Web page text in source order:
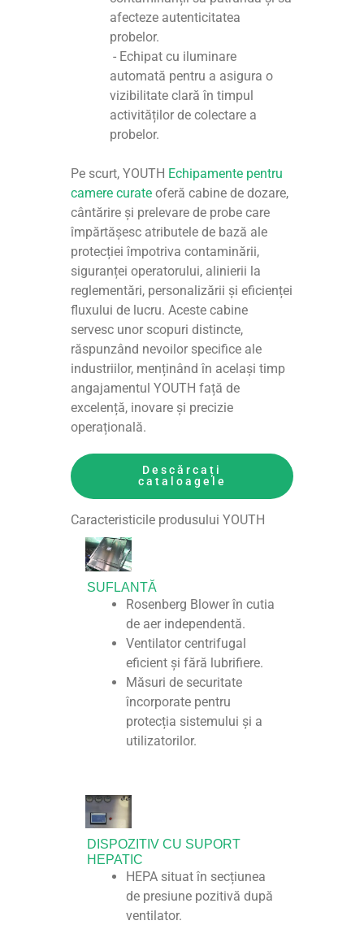
afecteze autenticitatea
probelor.
- Echipat cu iluminare
automată pentru a asigura o
vizibilitate clară în timpul
activităților de colectare a
probelor.
Pe scurt, YOUTH Echipamente pentru
camere curate oferă cabine de dozare,
cântărire și prelevare de probe care
împărtășesc atributele de bază ale
protecției împotriva contaminării,
siguranței operatorului, alinierii la
reglementări, personalizării și eficienței
fluxului de lucru. Aceste cabine
servesc unor scopuri distincte,
răspunzând nevoilor specifice ale
industriilor, menținând în același timp
angajamentul YOUTH față de
excelență, inovare și precizie
operațională.
Descărcați
cataloagele
Caracteristicile produsului YOUTH
SUFLANTĂ
Rosenberg Blower în cutia
de aer independentă.
Ventilator centrifugal
eficient și fără lubrifiere.
Măsuri de securitate
încorporate pentru
protecția sistemului și a
utilizatorilor.
DISPOZITIV CU SUPORT
HEPATIC
HEPA situat în secțiunea
de presiune pozitivă după
ventilator.